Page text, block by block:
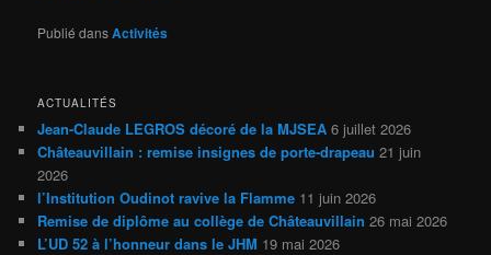
Publié dansActivités
ACTUALITÉS
Jean-Claude LEGROS décoré de la MJSEA 6 juillet 2026
Châteauvillain : remise insignes de porte-drapeau 21 juin
2026
l’Institution Oudinot ravive la Flamme 11 juin 2026
Remise de diplôme au collège de Châteauvillain 26 mai 2026
L’UD 52 à l’honneur dans le JHM 19 mai 2026